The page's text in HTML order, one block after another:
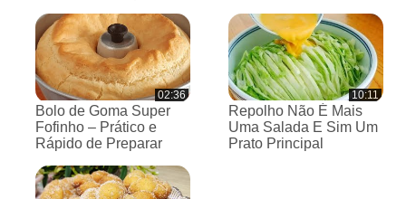
02:36
Bolo de Goma Super
Fofinho – Prático e
Rápido de Preparar
10:11
Repolho Não É Mais
Uma Salada E Sim Um
Prato Principal